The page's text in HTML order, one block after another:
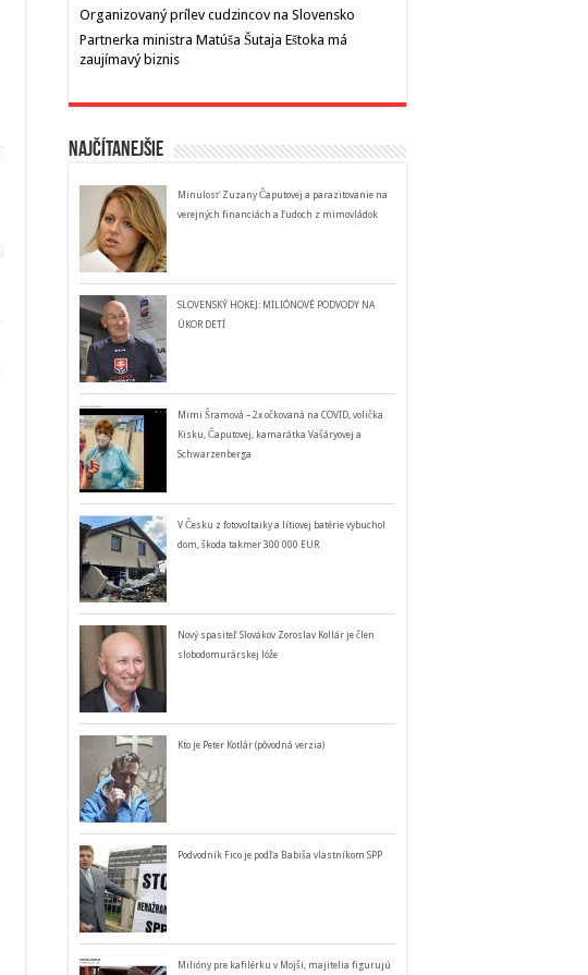
Organizovaný prílev cudzincov na Slovensko
Partnerka ministra Matúša Šutaja Eštoka má
zaujímavý biznis
Najčítanejšie
Minulosť Zuzany Čaputovej a parazitovanie na
verejných financiách a ľudoch z mimovládok
SLOVENSKÝ HOKEJ: MILIÓNOVÉ PODVODY NA
ÚKOR DETÍ
Mimi Šramová – 2x očkovaná na COVID, volička
Kisku, Čaputovej, kamarátka Vašáryovej a
Schwarzenberga
V Česku z fotovoltaiky a lítiovej batérie vybuchol
dom, škoda takmer 300 000 EUR
Nový spasiteľ Slovákov Zoroslav Kollár je člen
slobodomurárskej lóže
Kto je Peter Kotlár (pôvodná verzia)
Podvodník Fico je podľa Babiša vlastníkom SPP
Milióny pre kafilérku v Mojši, majitelia figurujú